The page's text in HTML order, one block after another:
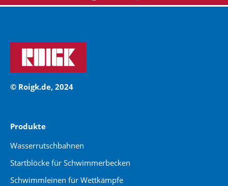
© Roigk.de, 2024
Produkte
Wasserrutschbahnen
Startblöcke für Schwimmerbecken
Schwimmleinen für Wettkämpfe